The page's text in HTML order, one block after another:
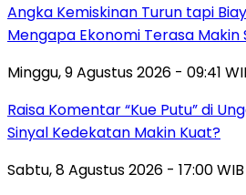
Angka Kemiskinan Turun tapi
Mengapa Ekonomi Terasa Makin
Minggu, 9 Agustus 2026 - 09:41
Raisa Komentar “Kue Putu” di
Sinyal Kedekatan Makin Kuat?
Sabtu, 8 Agustus 2026 - 17:00 WIB